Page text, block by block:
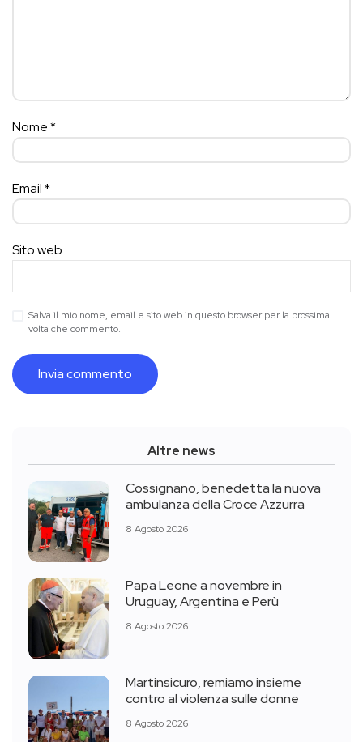
Nome*
Email*
Sito web
Salva il mio nome, email e sito web in questo browser per la prossima
volta che commento.
Altre news
Cossignano, benedetta la nuova
ambulanza della Croce Azzurra
8 Agosto 2026
Papa Leone a novembre in
Uruguay, Argentina e Perù
8 Agosto 2026
Martinsicuro, remiamo insieme
contro al violenza sulle donne
8 Agosto 2026